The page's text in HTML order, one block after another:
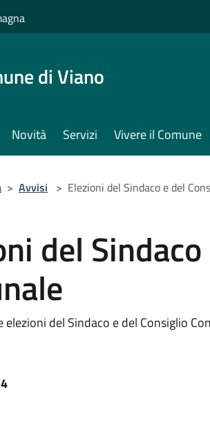
di Viano
Novità Servizi Vivere il Comune
> Avvisi > Elezioni del Sindaco e del
del
del Sindaco e del Consiglio